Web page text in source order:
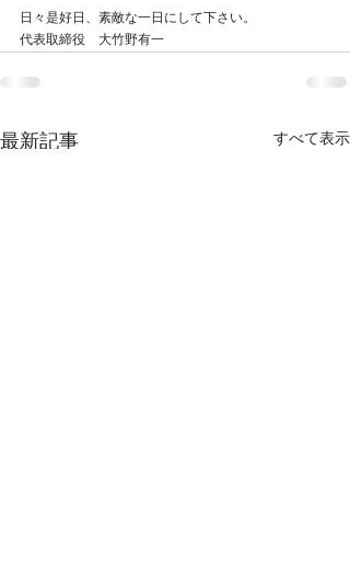
日々是好日、素敵な一日にして下さい。
代表取締役　大竹野有一
最新記事 すべて表示